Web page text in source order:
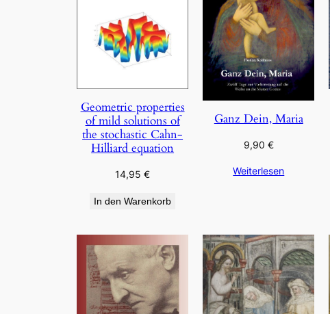
Geometric properties
of mild solutions of
the stochastic Cahn-
Hilliard equation
14,95€
In den Warenkorb
Ganz Dein, Maria
9,90 €
Weiterlesen